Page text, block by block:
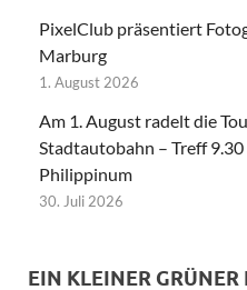
PixelClub präsentiert
Marburg
1. August 2026
Am 1. August radelt die
Stadtautobahn – Treff
Philippinum
30. Juli 2026
EIN KLEINER GRÜNER